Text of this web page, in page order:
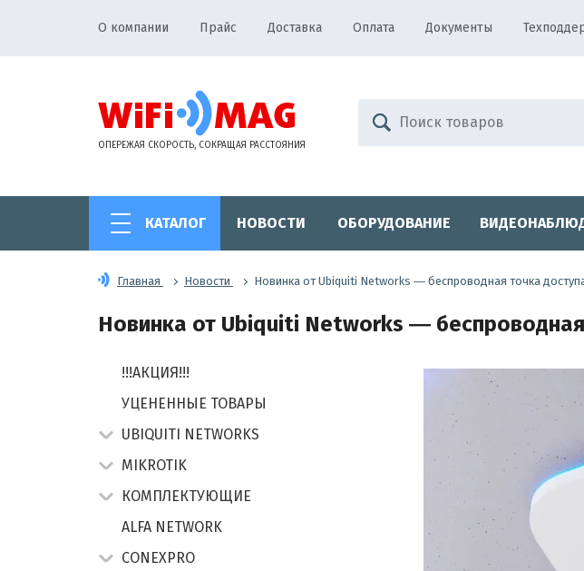
О компании Прайс Доставка Оплата Документы
ОПЕРЕЖАЯ СКОРОСТЬ, СОКРАЩАЯ РАССТОЯНИЯ
КАТАЛОГ НОВОСТИ ОБОРУДОВАНИЕ
Главная Новости Новинка от Ubiquiti Networks ― беспроводная точка
Новинка от Ubiquiti Networks ― беспроводная
!!!АКЦИЯ!!!
УЦЕНЕННЫЕ ТОВАРЫ
UBIQUITI NETWORKS
MIKROTIK
КОМПЛЕКТУЮЩИЕ
ALFA NETWORK
CONEXPRO